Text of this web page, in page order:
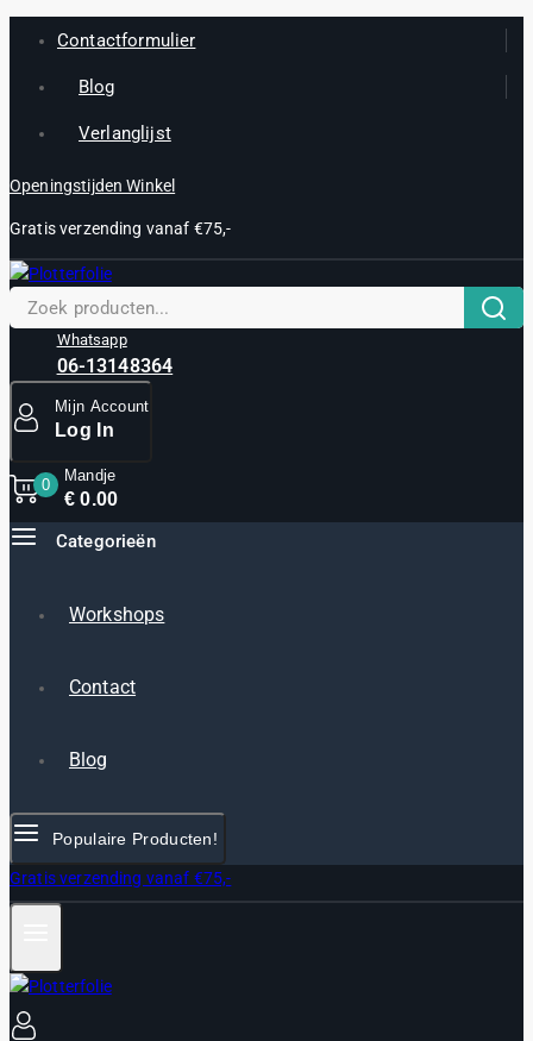
Contactformulier
Blog
Verlanglijst
Openingstijden Winkel
Gratis verzending vanaf €75,-
Zoek naar:
Whatsapp
06-13148364
Mijn Account
Log In
0 Mandje
€0.00
Categorieën
Workshops
Contact
Blog
Populaire Producten!
Gratis verzending vanaf €75,-